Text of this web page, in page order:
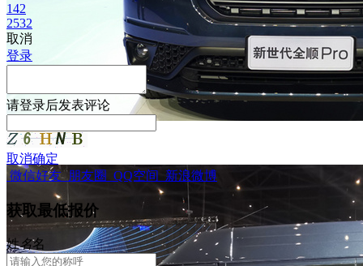
142
2532
取消
登录
请登录后发表评论
取消确定
微信好友 朋友圈 QQ空间 新浪微博
获取最低报价
姓名名